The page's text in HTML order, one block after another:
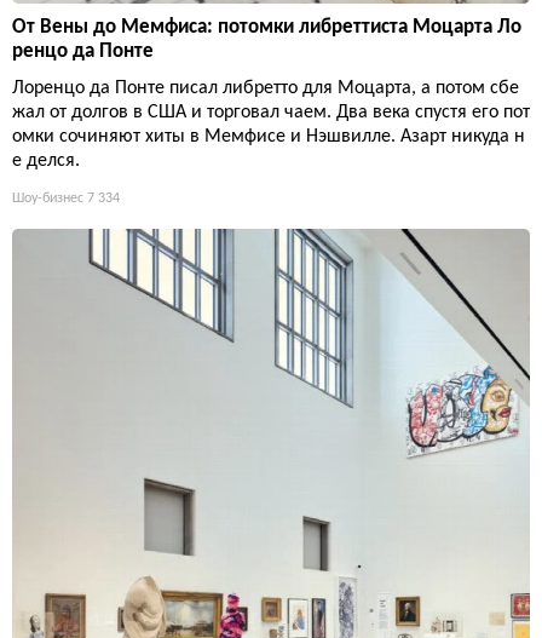
От Вены до Мемфиса: потомки либреттиста Моцарта Ло
ренцо да Понте
Лоренцо да Понте писал либретто для Моцарта, а потом сбе
жал от долгов в США и торговал чаем. Два века спустя его пот
омки сочиняют хиты в Мемфисе и Нэшвилле. Азарт никуда н
е делся.
Шоу-бизнес 7 334